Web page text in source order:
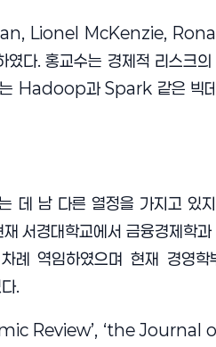
Lionel McKenzie,
였다.홍교수는 경제적 리스크
Hadoop과Spark 같은 빅
데 남 다른 열정을 가지고 있
서경대학교에서 금융경제학
례 역임하였으며 현재 경영
.
Review’, ‘the